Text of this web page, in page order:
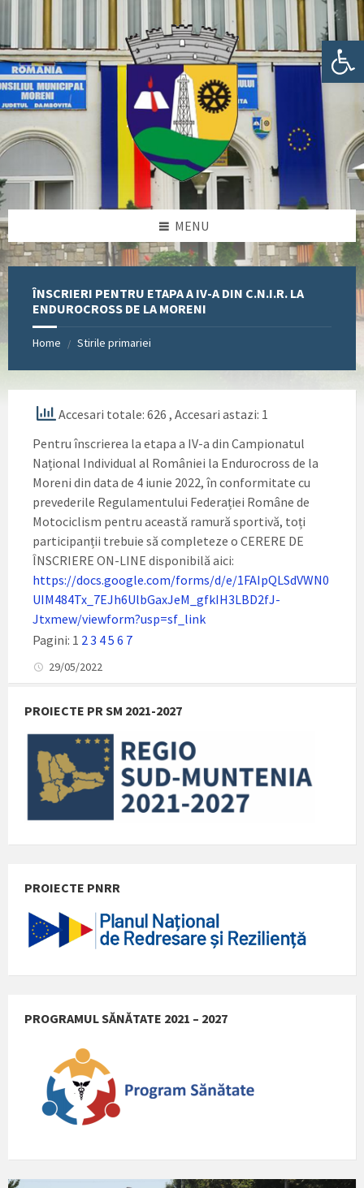
Deschide bara de unelte
sidebar
sidebar
MENU
ÎNSCRIERI PENTRU ETAPA A IV-A DIN C.N.I.R. LA
ENDUROCROSS DE LA MORENI
Home / Stirile primariei
Accesari totale: 626 , Accesari astazi: 1
Pentru înscrierea la etapa a IV-a din Campionatul
Național Individual al României la Endurocross de la
Moreni din data de 4 iunie 2022, în conformitate cu
prevederile Regulamentului Federației Române de
Motociclism pentru această ramură sportivă, toți
participanții trebuie să completeze o CERERE DE
ÎNSCRIERE ON-LINE disponibilă aici:
https://docs.google.com/forms/d/e/1FAIpQLSdVWN0
UIM484Tx_7EJh6UlbGaxJeM_gfkIH3LBD2fJ-
Jtxmew/viewform?usp=sf_link
Pagini: 1 2 3 45 6 7
29/05/2022
PROIECTE PR SM 2021-2027
PROIECTE PNRR
PROGRAMUL SĂNĂTATE 2021 – 2027